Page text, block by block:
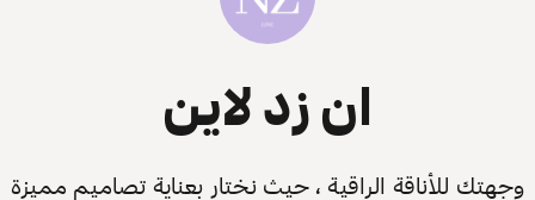
ان زد لاين
وجهتك للأناقة الراقية ، حيث نختار بعناية تصاميم مميزة